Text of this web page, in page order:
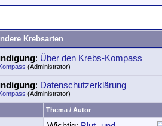
Krebsarten
: Über den Krebs-Kompass
(Administrator)
: Datenschutzerklärung
(Administrator)
Thema / Autor